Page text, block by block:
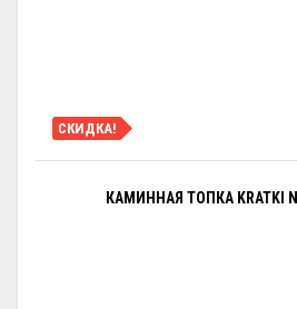
СКИДКА!
КАМИННАЯ ТОПКА KRATKI